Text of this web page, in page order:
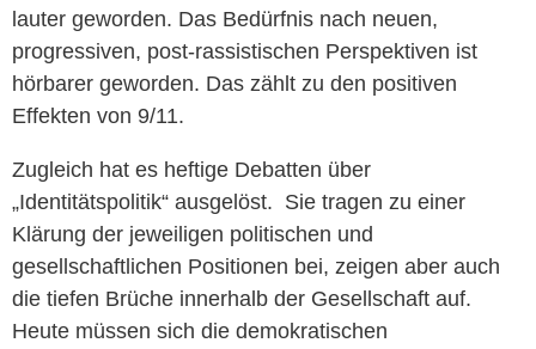
lauter geworden. Das Bedürfnis nach neuen,
progressiven, post-rassistischen Perspektiven ist
hörbarer geworden. Das zählt zu den positiven
Effekten von 9/11.
Zugleich hat es heftige Debatten über
„Identitätspolitik“ ausgelöst. Sie tragen zu einer
Klärung der jeweiligen politischen und
gesellschaftlichen Positionen bei, zeigen aber auch
die tiefen Brüche innerhalb der Gesellschaft auf.
Heute müssen sich die demokratischen